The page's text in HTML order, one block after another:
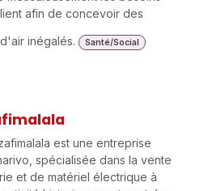
afin de concevoir des
inégalés.
Santé/Social
est une entreprise
spécialisée dans la vente
et de matériel électrique à